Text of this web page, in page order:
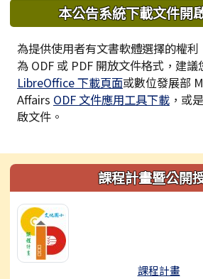
下中區域內容
本公告系統下載文件開
為提供使用者有文書軟體選擇的權
為 ODF 或 PDF 開放文件格式，建
LibreOffice 下載頁面或數位發展部
Affairs ODF 文件應用工具下載 ，或
啟文件。
左邊區域內容課程計畫暨公開
課程計畫